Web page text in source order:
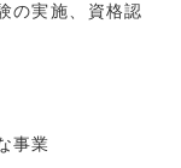
の実施、資格認
事業